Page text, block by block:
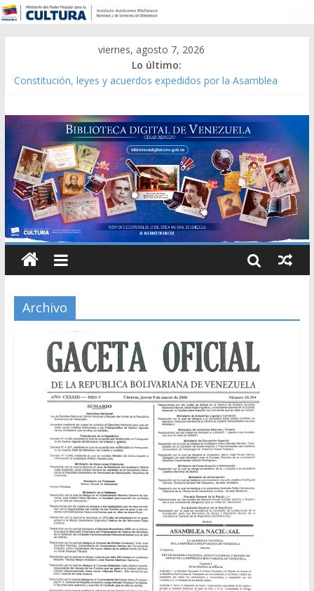
viernes, agosto 7, 2026
Lo último:
Constitución, leyes y acuerdos expedidos por la Asamblea
Modesta Bor Sánchez [material gráfico]
Gaceta Oficial de la República de Venezuela año CXXXIII Mes V,
Caracas 09 de marzo de 2006 N° 38.394
Catálogo temático de obras de Modesta Bor
Archivo